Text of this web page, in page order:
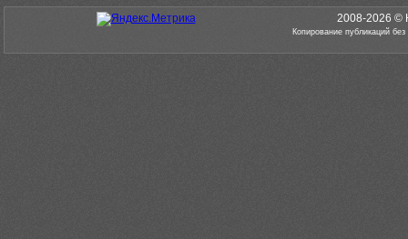
2008-2026 ©
Копирование публикаций